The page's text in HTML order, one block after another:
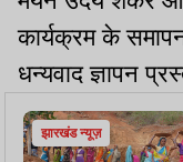
कार्यक्रम के
धन्यवाद ज्ञापन
झारखंड न्यूज़